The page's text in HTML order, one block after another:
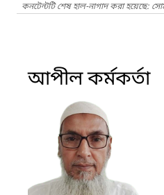
কনটেন্টটি শেষ হাল-নাগাদ করা হয়েছে:
আপীল কর্মকর্তা